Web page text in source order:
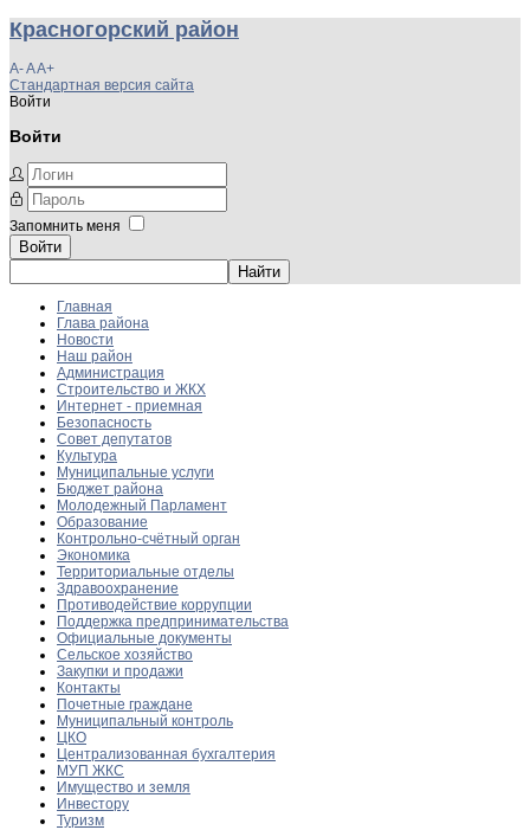
Красногорский район
A-AA+
Стандартная версия сайта
Войти
Войти
Запомнить меня
Войти
Главная
Глава района
Новости
Наш район
Администрация
Строительство и ЖКХ
Интернет - приемная
Безопасность
Совет депутатов
Культура
Муниципальные услуги
Бюджет района
Молодежный Парламент
Образование
Контрольно-счётный орган
Экономика
Территориальные отделы
Здравоохранение
Противодействие коррупции
Поддержка предпринимательства
Официальные документы
Сельское хозяйство
Закупки и продажи
Контакты
Почетные граждане
Муниципальный контроль
ЦКО
Централизованная бухгалтерия
МУП ЖКС
Имущество и земля
Инвестору
Туризм